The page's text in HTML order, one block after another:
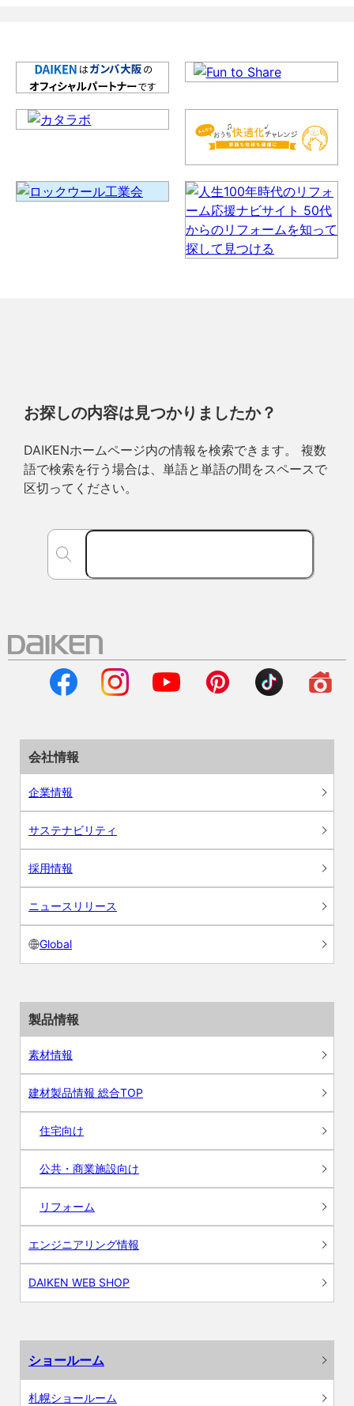
お探しの内容は見つかりましたか？
DAIKENホームページ内の情報を検索できます。 複数
語で検索を行う場合は、単語と単語の間をスペースで
区切ってください。
会社情報
企業情報
サステナビリティ
採用情報
ニュースリリース
Global
製品情報
素材情報
建材製品情報 総合TOP
住宅向け
公共・商業施設向け
リフォーム
エンジニアリング情報
DAIKEN WEB SHOP
ショールーム
札幌ショールーム